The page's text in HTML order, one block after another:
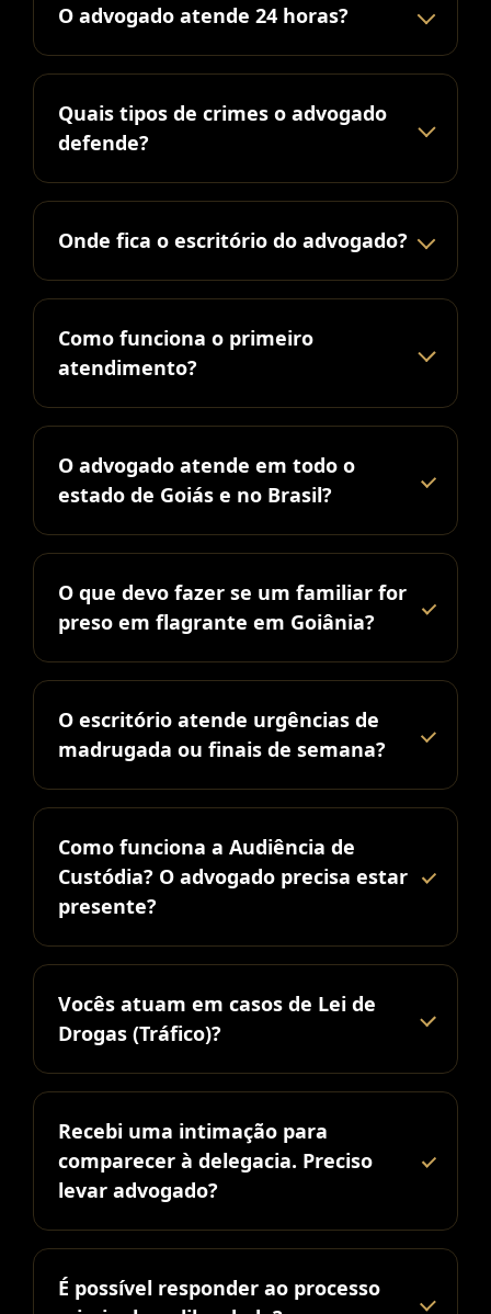
O advogado atende 24 horas?
Quais tipos de crimes o advogado
defende?
Onde fica o escritório do advogado?
Como funciona o primeiro
atendimento?
O advogado atende em todo o
estado de Goiás e no Brasil?
O que devo fazer se um familiar for
preso em flagrante em Goiânia?
O escritório atende urgências de
madrugada ou finais de semana?
Como funciona a Audiência de
Custódia? O advogado precisa estar
presente?
Vocês atuam em casos de Lei de
Drogas (Tráfico)?
Recebi uma intimação para
comparecer à delegacia. Preciso
levar advogado?
É possível responder ao processo